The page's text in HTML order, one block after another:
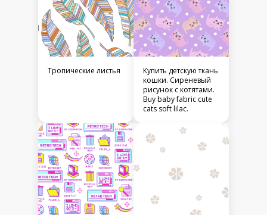
Тропические листья
Купить детскую ткань
кошки. Сиреневый
рисунок с котятами.
Buy baby fabric cute
cats soft lilac.